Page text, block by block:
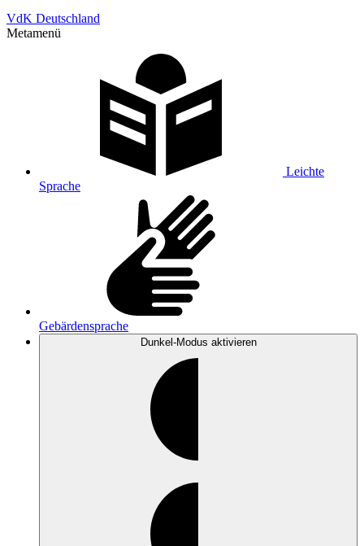
VdK Deutschland
Metamenü
Leichte
Sprache
Gebärdensprache
Dunkel-Modus aktivieren